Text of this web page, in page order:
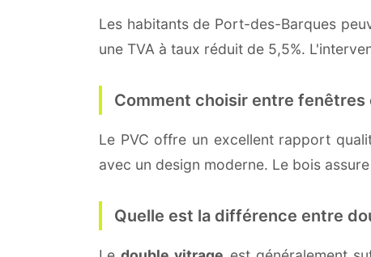
Les habitants de Port-des-Barques
une TVA à taux réduit de 5,5%.
Comment choisir entre fenêtres
Le PVC offre un excellent rapport
avec un design moderne. Le bois
Quelle est la différence entre